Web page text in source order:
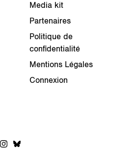
Media kit
Partenaires
Politique de
confidentialité
Mentions Légales
Connexion